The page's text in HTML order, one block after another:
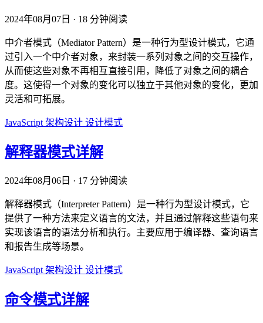
2024年08月07日 · 18 分钟阅读
中介者模式（Mediator Pattern）是一种行为型设计模式，它通
过引入一个中介者对象，来封装一系列对象之间的交互操作，
从而使这些对象不再相互直接引用，降低了对象之间的耦合
度。这使得一个对象的变化可以独立于其他对象的变化，更加
灵活和可拓展。
JavaScript 架构设计 设计模式
解释器模式详解
2024年08月06日 · 17 分钟阅读
解释器模式（Interpreter Pattern）是一种行为型设计模式，它
提供了一种方法来定义语言的文法，并且通过解释这些语句来
实现该语言的语法分析和执行。主要应用于编译器、查询语言
和报告生成等场景。
JavaScript 架构设计 设计模式
命令模式详解